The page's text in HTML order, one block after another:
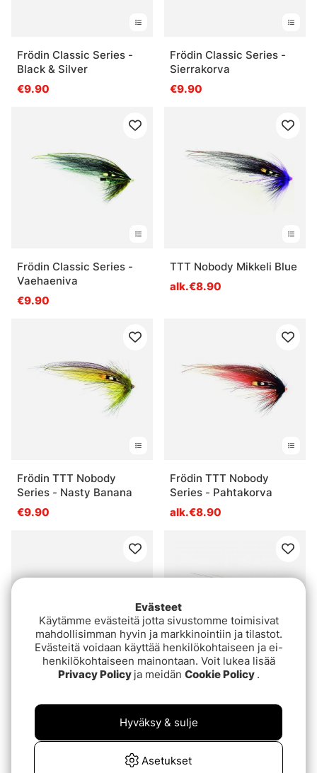
Frödin Classic Series -
Black & Silver
€9.90
Frödin Classic Series -
Sierrakorva
€9.90
Frödin Classic Series -
Vaehaeniva
€9.90
TTT Nobody Mikkeli Blue
alk.€8.90
Frödin TTT Nobody
Series - Nasty Banana
€9.90
Frödin TTT Nobody
Series - Pahtakorva
alk.€8.90
Greenlander
Special
€8.90
Evästeet
Käytämme evästeitä jotta sivustomme toimisivat
mahdollisimman hyvin ja markkinointiin ja tilastot.
Evästeitä voidaan käyttää henkilökohtaiseen ja ei-
henkilökohtaiseen mainontaan. Voit lukea lisää
Privacy Policy ja meidän Cookie Policy .
Asetukset
Hyväksy & sulje